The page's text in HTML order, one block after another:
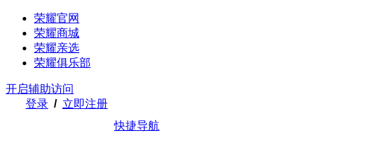
荣耀官网
荣耀商城
荣耀亲选
荣耀俱乐部
开启辅助访问
登录 / 立即注册
快捷导航